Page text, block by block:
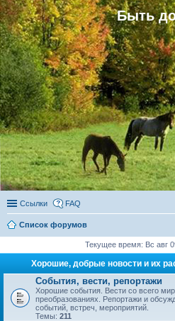
Быть
Ссылки FAQ
Список форумов
Текущее время: Вс авг
Хорошие, добрые новости и их
События, вести, репортажи
Хорошие события. Вести со всего
преобразованиях. Репортажи и
событий, встреч, мероприятий.
Темы: 211